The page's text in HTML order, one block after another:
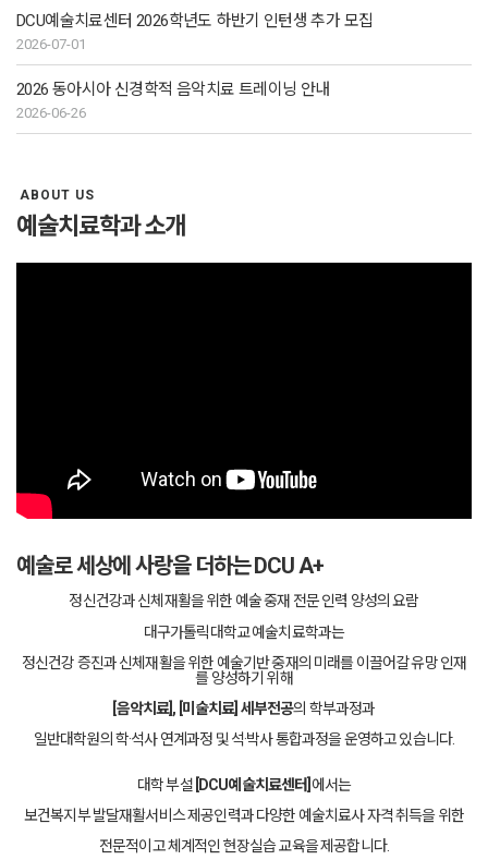
DCU예술치료센터 2026학년도 하반기 인턴생 추가 모집
2026-07-01
2026 동아시아 신경학적 음악치료 트레이닝 안내
2026-06-26
ABOUT US
예술치료학과 소개
예술로 세상에 사랑을 더하는 DCU A+
정신건강과 신체재활을 위한 예술 중재 전문 인력 양성의 요람
대구가톨릭대학교 예술치료학과는
정신건강 증진과 신체재활을 위한 예술기반 중재의 미래를 이끌어갈 유망 인재
를 양성하기 위해
[음악치료], [미술치료] 세부전공의 학부과정과
일반대학원의 학·석사 연계과정 및 석·박사 통합과정을 운영하고 있습니다.
대학 부설 [DCU예술치료센터] 에서는
보건복지부 발달재활서비스 제공인력과 다양한 예술치료사 자격 취득을 위한
전문적이고 체계적인 현장실습 교육을 제공합니다.